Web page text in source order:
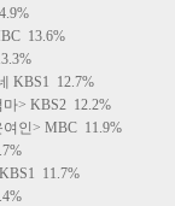
13.6%
KBS1 12.7%
> KBS2 12.2%
인> MBC 11.9%
11.7%